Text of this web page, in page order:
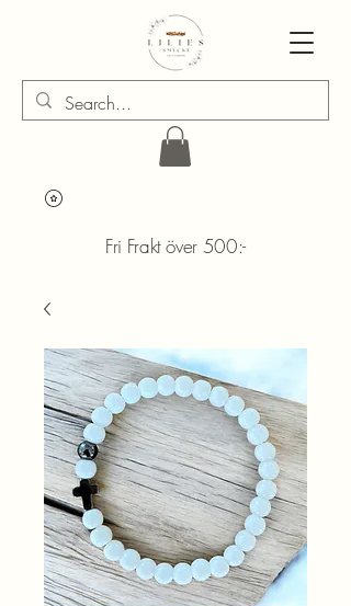
Fri Frakt över 500:-